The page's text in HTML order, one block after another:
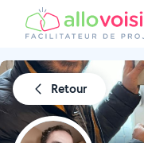
Retour